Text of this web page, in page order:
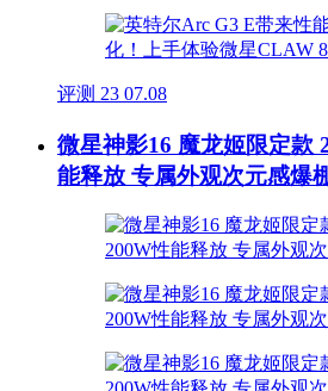
评测 23 07.08
微星神影16 魔龙姬限定款
能释放 专属外观次元感爆